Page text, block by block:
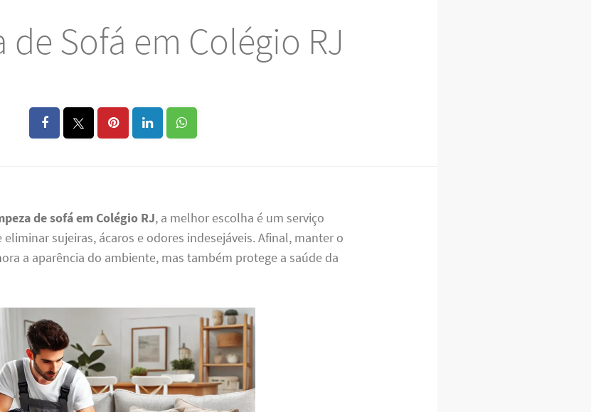
de Sofá em Colégio RJ
de sofá em Colégio RJ, a melhor escolha é um serviço
eliminar sujeiras, ácaros e odores indesejáveis. Afinal, manter o
a aparência do ambiente, mas também protege a saúde da